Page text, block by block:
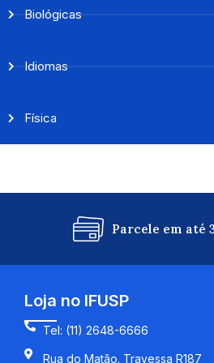
Biológicas
Idiomas
Física
Parcele em até
Loja no IFUSP
Tel: (11) 2648-6666
Rua do Matão. Travessa R187